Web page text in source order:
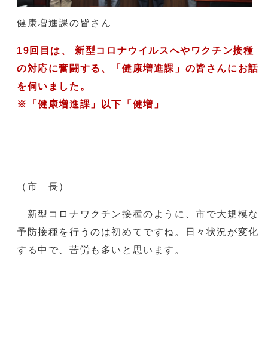
健康増進課の皆さん
19回目は、 新型コロナウイルスへやワクチン接種
の対応に奮闘する、
「健康増進課」の皆さんにお話
を伺いました。
※「健康増進課」以下「健増」
（市 長）
新型コロナワクチン接種のように、市で大規模な
予防接種を行うのは初めてですね。日々状況が変化
する中で、苦労も多いと思います。